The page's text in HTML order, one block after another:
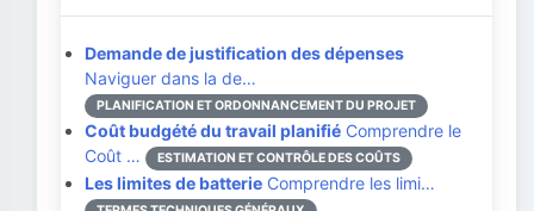
Demande de justification des dépenses
Naviguer dans la de…
PLANIFICATION ET ORDONNANCEMENT DU PROJET
Coût budgété du travail planifié Comprendre le
Coût …
ESTIMATION ET CONTRÔLE DES COÛTS
Les limites de batterie Comprendre les limi…